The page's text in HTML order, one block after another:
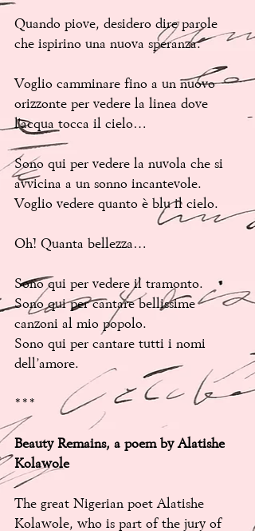
Quando piove, desidero dire parole
che ispirino una nuova speranza.
Voglio camminare fino a un nuovo
orizzonte per vedere la linea dove
l'acqua tocca il cielo…
Sono qui per vedere la nuvola che si
avvicina a un sonno incantevole.
Voglio vedere quanto è blu il cielo.
Oh! Quanta bellezza…
Sono qui per vedere il tramonto.
Sono qui per cantare bellissime
canzoni al mio popolo.
Sono qui per cantare tutti i nomi
dell’amore.
***
Beauty Remains, a poem by Alatishe
Kolawole
The great Nigerian poet Alatishe
Kolawole, who is part of the jury of